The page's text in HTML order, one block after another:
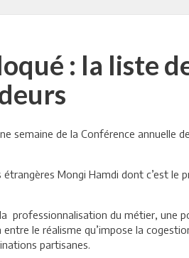
: la liste
semaine de la Conférence annuelle
Mongi Hamdi dont c’est le
professionnalisation du métier, une
le réalisme qu’impose la
partisanes.